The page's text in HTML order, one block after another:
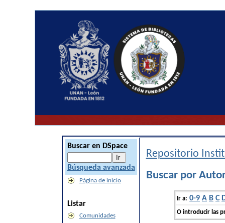
Buscar en DSpace
Búsqueda avanzada
Página de inicio
Listar
Comunidades
Repositorio
Buscar por
Ir a: 0-9 A B C
O introducir las